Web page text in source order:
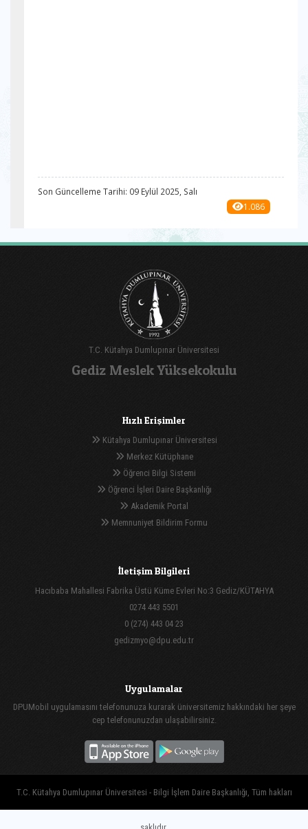
Son Güncelleme Tarihi: 09 Eylül 2025, Salı
1.086
T.C. Kütahya Dumlupınar Üniversitesi
Gediz Meslek Yüksekokulu
Hızlı Erişimler
Kütahya Dumlupınar Üniversitesi
Merkez Kütüphane
Öğrenci Bilgi Sistemi
Öğrenci İşleri Daire Başkanlığı
Akademik Portal
Memnuniyet Bildirim Formu
İletişim Bilgileri
Hacıbaba Mahallesi Fabrika Üstü Küme Evleri No:3 Gediz/KÜTAHYA
0274 443 5501
0 (274) 443 04 23
gedizmyo@dpu.edu.tr
Uygulamalar
DPUMobil uygulamasını telefonunuza kurarak üniversitemiz hakkındaki her şeye
cep telefonunuzdan ulaşabilirsiniz.
T.C. Kütahya Dumlupınar Üniversitesi - Bilgi İşlem Daire Başkanlığı, Tüm hakları